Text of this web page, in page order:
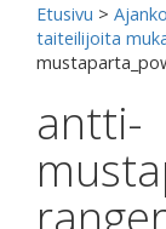
Etusivu >
taiteilijoita
antti-